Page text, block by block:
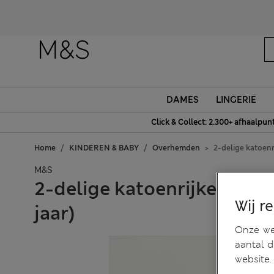
DAMES LINGERIE
Click & Collect: 2.300+
Home KINDEREN & BABY Overhemden 2-delige
M&S
2-delige katoenrijke set
jaar)
Wij
Onze
aantal